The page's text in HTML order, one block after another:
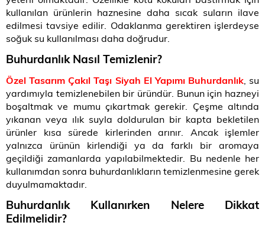
kullanılan ürünlerin haznesine daha sıcak suların ilave
edilmesi tavsiye edilir. Odaklanma gerektiren işlerdeyse
soğuk su kullanılması daha doğrudur.
Buhurdanlık Nasıl Temizlenir?
Özel Tasarım Çakıl Taşı Siyah El Yapımı Buhurdanlık, su
yardımıyla temizlenebilen bir üründür. Bunun için hazneyi
boşaltmak ve mumu çıkartmak gerekir. Çeşme altında
yıkanan veya ılık suyla doldurulan bir kapta bekletilen
ürünler kısa sürede kirlerinden arınır. Ancak işlemler
yalnızca ürünün kirlendiği ya da farklı bir aromaya
geçildiği zamanlarda yapılabilmektedir. Bu nedenle her
kullanımdan sonra buhurdanlıkların temizlenmesine gerek
duyulmamaktadır.
Buhurdanlık Kullanırken Nelere Dikkat
Edilmelidir?